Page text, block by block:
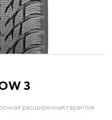
3
расширенная гарантия